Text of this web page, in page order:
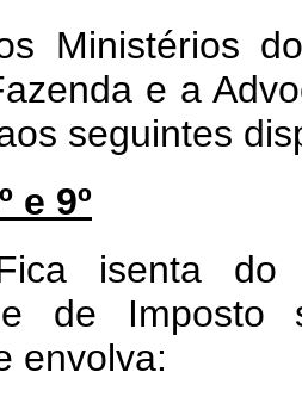
Ministérios
e a
seguintes
e 9º
isenta do
de Imposto
envolva: